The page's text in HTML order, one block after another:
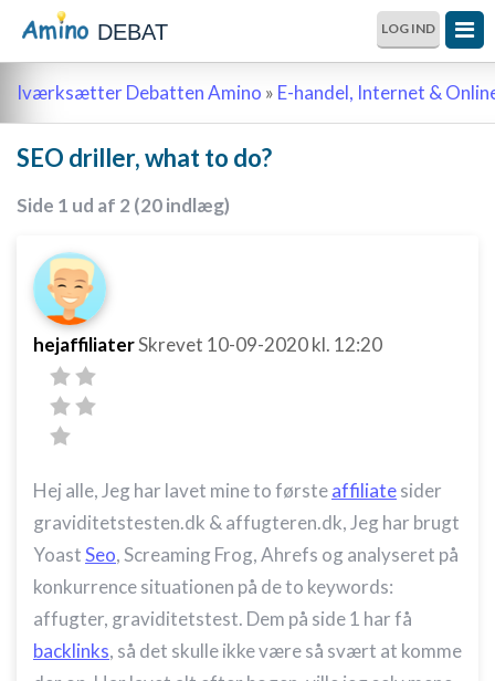
DEBAT LOG IND
Iværksætter Debatten Amino » E-handel, Internet &
SEO driller, what to do?
Side 1 ud af 2 (20 indlæg)
hejaffiliaterSkrevet 10-09-2020kl. 12:20
Hej alle, Jeg har lavet mine to førsteaffiliatesider
graviditetstesten.dk & affugteren.dk, Jeg har brugt
YoastSeo, Screaming Frog, Ahrefs og analyseret på
konkurrence situationen på de to keywords:
affugter, graviditetstest. Dem på side 1 har få
backlinks, så det skulle ikke være så svært at komme